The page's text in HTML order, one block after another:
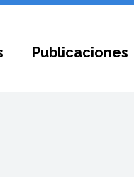
Publicaciones